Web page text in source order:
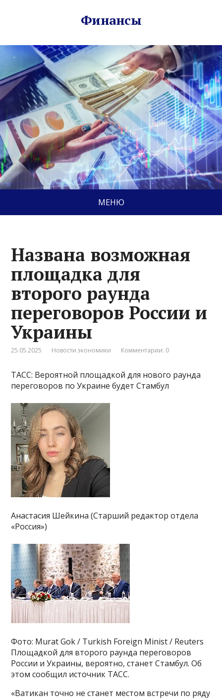
Финансы
МЕНЮ
Названа возможная
площадка для
второго раунда
переговоров России и
Украины
25.05.2025 Новости экономики Комментарии: 0
ТАСС: Вероятной площадкой для нового раунда
переговоров по Украине будет Стамбул
Анастасия Шейкина (Старший редактор отдела
«Россия»)
Фото: Murat Gok / Turkish Foreign Minist / Reuters
Площадкой для второго раунда переговоров
России и Украины, вероятно, станет Стамбул. Об
этом сообщил источник ТАСС.
«Ватикан точно не станет местом встречи по ряду